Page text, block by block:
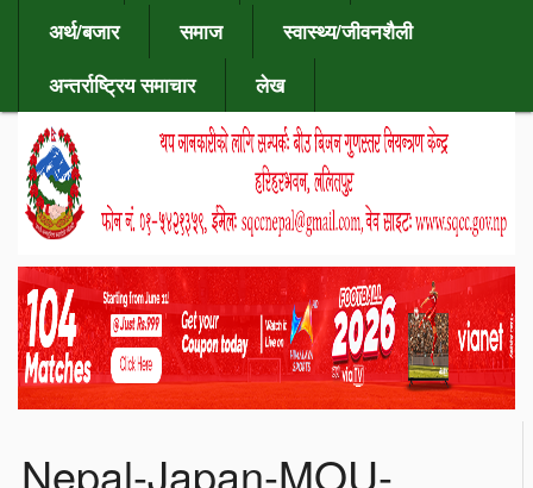
अर्थ/बजार
समाज
स्वास्थ्य/जीवनशैली
अन्तर्राष्ट्रिय समाचार
लेख
Nepal-Japan-MOU-